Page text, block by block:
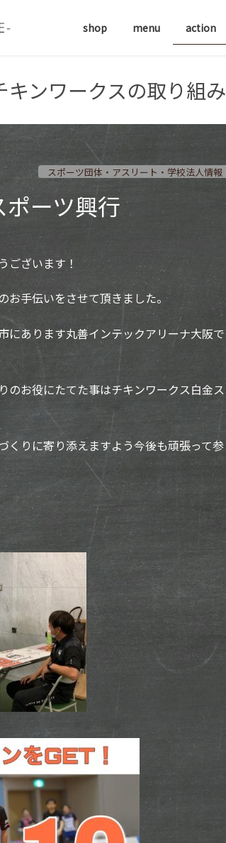
shop menu action
キンワークスの取り組み
スポーツ団体・アスリート・学校法人情報
ーツ興行
ございます！
お手伝いをさせて頂きました。
にあります丸善インテックアリーナ大阪で
のお役にたてた事はチキンワークス白金ス
くりに寄り添えますよう今後も頑張って参